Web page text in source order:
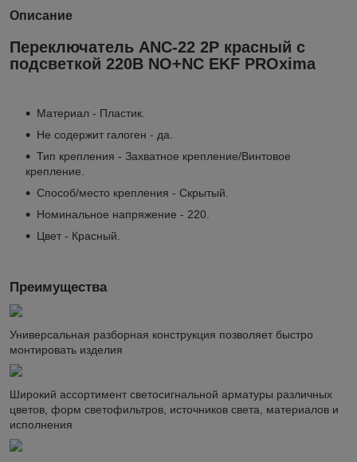
Описание
Переключатель ANC-22 2P красный с
подсветкой 220В NO+NC EKF PROxima
Материал - Пластик.
Не содержит галоген - да.
Тип крепления - Захватное крепление/Винтовое
крепление.
Способ/место крепления - Скрытый.
Номинальное напряжение - 220.
Цвет - Красный.
Преимущества
Универсальная разборная конструкция позволяет быстро
монтировать изделия
Широкий ассортимент светосигнальной арматуры различных
цветов, форм светофильтров, источников света, материалов и
исполнения